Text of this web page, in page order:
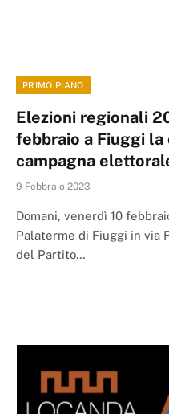
PRIMO PIANO
Elezioni regionali
febbraio a Fiuggi
campagna
9 Febbraio 2023
Domani, venerdì 10
Palaterme di Fiuggi in via
del Partito…